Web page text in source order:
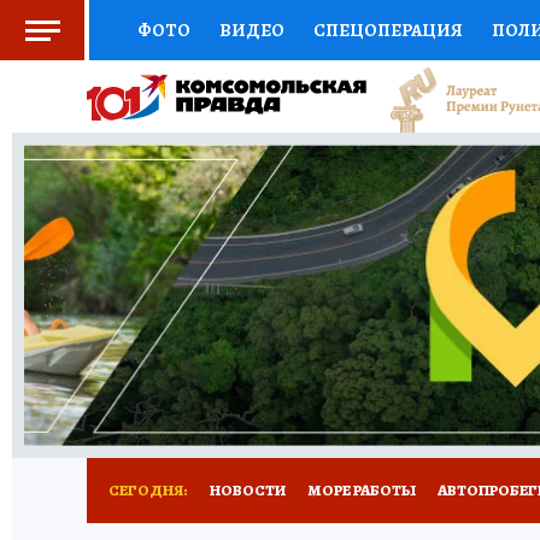
ФОТО ВИДЕО СПЕЦОПЕРАЦИЯ
СОЦПОДДЕРЖКА НАУКА СПОРТ
ВЫБОР ЭКСПЕРТОВ ДОКТОР
КНИЖНАЯ ПОЛКА ПРОГНОЗЫ НА СПОРТ
ПРЕСС-ЦЕНТР НЕДВИЖИМОСТЬ
ВСЕ О КП РАДИО КП ТЕСТЫ НОВОЕ
СЕГОДНЯ: НОВОСТИ МОРЕ РАБОТЫ